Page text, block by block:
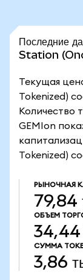
Последние
Station
Текущая
Tokenized)
Количество
GEMIon
Tokenized)
РЫНОЧНАЯ
79,84
ОБЪЕМ
34,44
СУММА
3,86